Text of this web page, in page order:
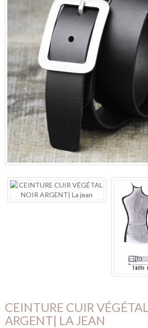
CEINTURE CUIR
ARGENT| LA JEAN